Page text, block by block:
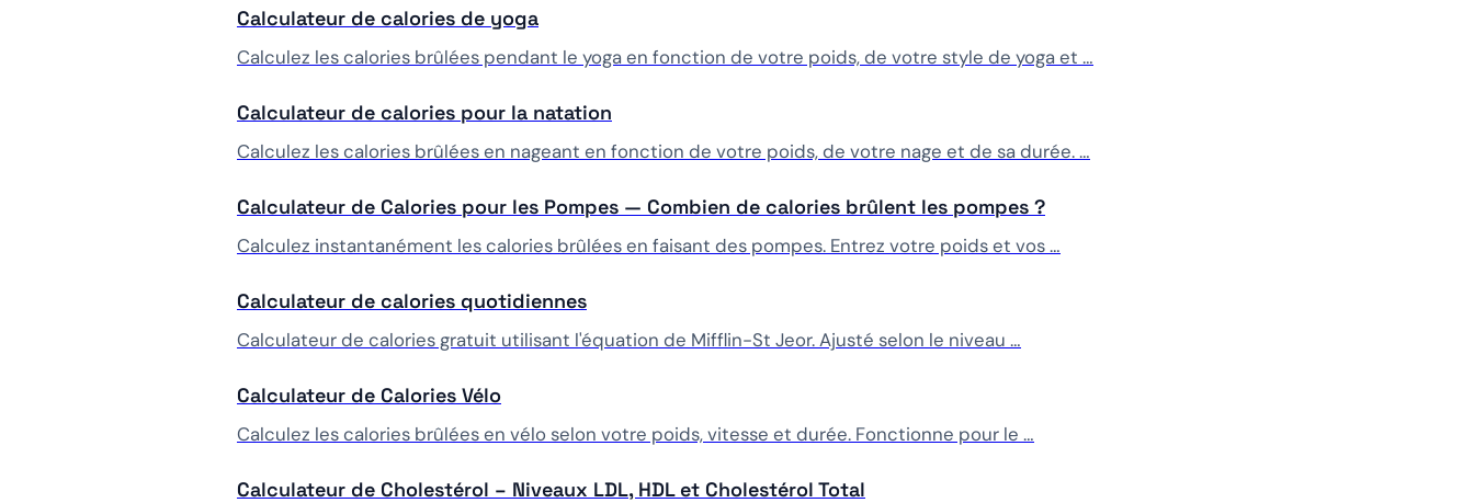
Calculateur de calories de yoga
Calculez les calories brûlées pendant le yoga en fonction de votre poids, de votre style de yoga et …
Calculateur de calories pour la natation
Calculez les calories brûlées en nageant en fonction de votre poids, de votre nage et de sa durée. …
Calculateur de Calories pour les Pompes — Combien de calories brûlent les pompes ?
Calculez instantanément les calories brûlées en faisant des pompes. Entrez votre poids et vos …
Calculateur de calories quotidiennes
Calculateur de calories gratuit utilisant l'équation de Mifflin-St Jeor. Ajusté selon le niveau …
Calculateur de Calories Vélo
Calculez les calories brûlées en vélo selon votre poids, vitesse et durée. Fonctionne pour le …
Calculateur de Cholestérol – Niveaux LDL, HDL et Cholestérol Total